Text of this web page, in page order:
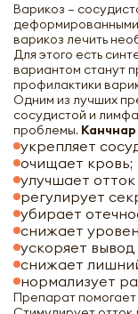
Варикоз –
варикоз лечить
Для этого есть
вариантом станут
профилактики
Одним из лучших
сосудистой и
проблемы. Канчнар
укрепляет
очищает кровь;
улучшает
регулирует
убирает
снижает
ускоряет
снижает
нормализует
Препарат